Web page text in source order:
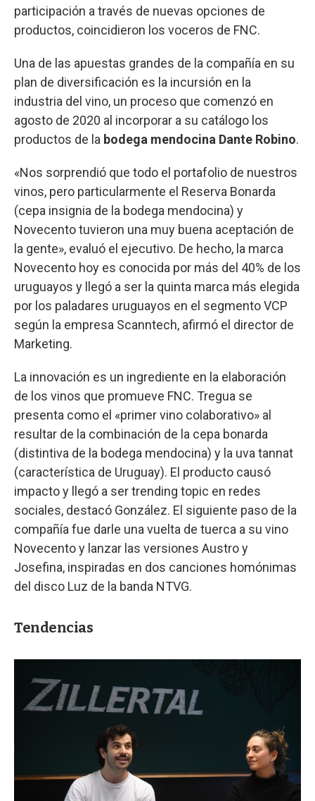
participación a través de nuevas opciones de
productos, coincidieron los voceros de FNC.
Una de las apuestas grandes de la compañía en su
plan de diversificación es la incursión en la
industria del vino, un proceso que comenzó en
agosto de 2020 al incorporar a su catálogo los
productos de la bodega mendocina Dante Robino.
«Nos sorprendió que todo el portafolio de nuestros
vinos, pero particularmente el Reserva Bonarda
(cepa insignia de la bodega mendocina) y
Novecento tuvieron una muy buena aceptación de
la gente», evaluó el ejecutivo. De hecho, la marca
Novecento hoy es conocida por más del 40% de los
uruguayos y llegó a ser la quinta marca más elegida
por los paladares uruguayos en el segmento VCP
según la empresa Scanntech, afirmó el director de
Marketing.
La innovación es un ingrediente en la elaboración
de los vinos que promueve FNC. Tregua se
presenta como el «primer vino colaborativo» al
resultar de la combinación de la cepa bonarda
(distintiva de la bodega mendocina) y la uva tannat
(característica de Uruguay). El producto causó
impacto y llegó a ser trending topic en redes
sociales, destacó González. El siguiente paso de la
compañía fue darle una vuelta de tuerca a su vino
Novecento y lanzar las versiones Austro y
Josefina, inspiradas en dos canciones homónimas
del disco Luz de la banda NTVG.
Tendencias